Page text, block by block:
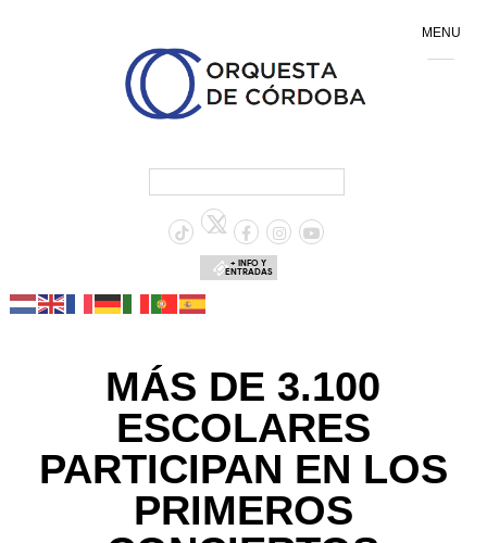
+ INFO Y
ENTRADAS
MÁS DE 3.100
ESCOLARES
PARTICIPAN EN LOS
PRIMEROS
MENU